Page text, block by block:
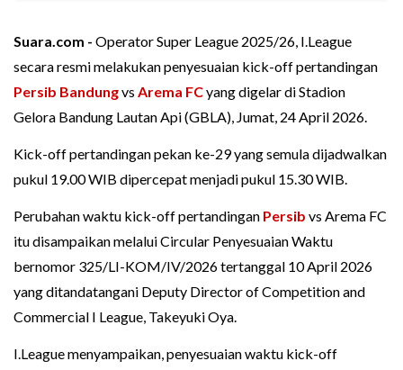
Suara.com - Operator Super League 2025/26, I.League
secara resmi melakukan penyesuaian kick-off pertandingan
Persib Bandungvs Arema FCyang digelar di Stadion
Gelora Bandung Lautan Api (GBLA), Jumat, 24 April 2026.
Kick-off pertandingan pekan ke-29 yang semula dijadwalkan
pukul 19.00 WIB dipercepat menjadi pukul 15.30 WIB.
Perubahan waktu kick-off pertandingan Persib vs Arema FC
itu disampaikan melalui Circular Penyesuaian Waktu
bernomor 325/LI-KOM/IV/2026 tertanggal 10 April 2026
yang ditandatangani Deputy Director of Competition and
Commercial I League, Takeyuki Oya.
I.League menyampaikan, penyesuaian waktu kick-off